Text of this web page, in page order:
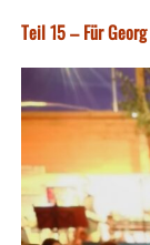
Teil 15 – Für